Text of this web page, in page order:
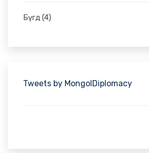
Бүгд (4)
Tweets by MongolDiplomacy